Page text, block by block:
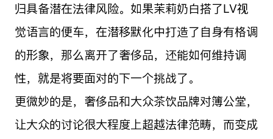
归具备潜在法律风险。如果茉莉奶白搭了LV视
觉语言的便车，在潜移默化中打造了自身有格调
的形象，那么离开了奢侈品，还能如何维持调
性，就是将要面对的下一个挑战了。
更微妙的是，奢侈品和大众茶饮品牌对簿公堂，
让大众的讨论很大程度上超越法律范畴，而变成